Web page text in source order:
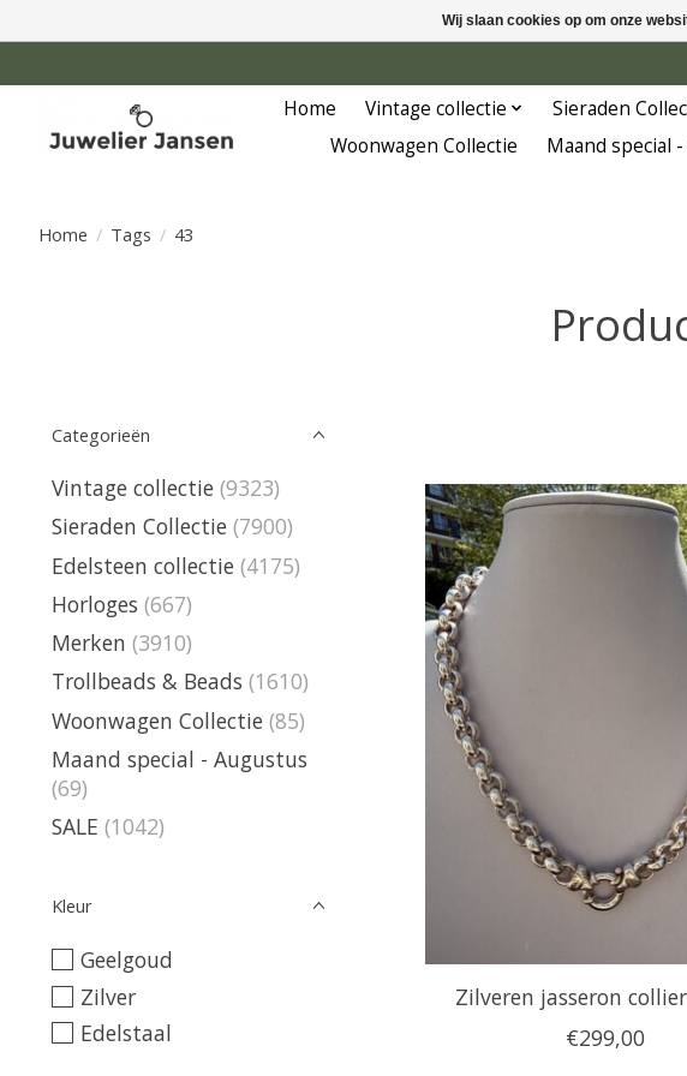
Home Vintage collectie Sieraden
Woonwagen Collectie
Maand special
Home / Tags / 43
Categorieën
Vintage collectie (9323)
Sieraden Collectie (7900)
Edelsteen collectie (4175)
Horloges (667)
Merken (3910)
Trollbeads & Beads (1610)
Woonwagen Collectie (85)
Maand special - Augustus
(69)
SALE (1042)
Kleur
Geelgoud
Zilver
Edelstaal
Zilveren jasseron
€299,00
Wij slaan cookies op om onze